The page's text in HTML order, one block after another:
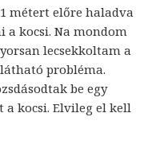
métert előre haladva
a kocsi. Na mondom
lecsekkoltam a
probléma.
be egy
kocsi. Elvileg el kell